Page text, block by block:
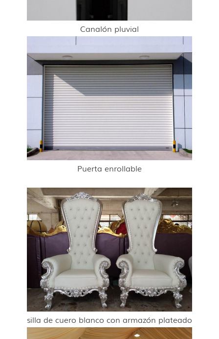
Canalón pluvial
Puerta enrollable
silla de cuero blanco con armazón plateado